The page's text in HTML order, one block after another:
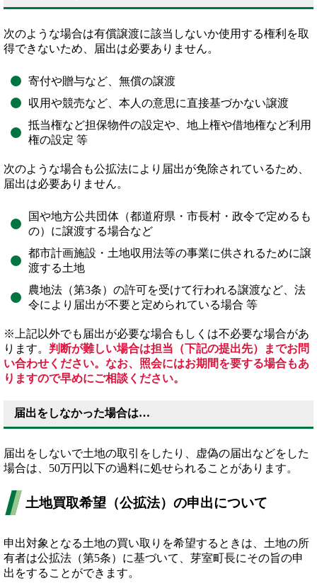
次のような場合は有償譲渡に該当しないか使用する権利を取
得できないため、届出は必要ありません。
寄付や贈与など、無償の譲渡
収用や競売など、本人の意思に直接基づかない譲渡
抵当権など担保物件の設定や、地上権や借地権など利用
権の設定 等
次のような場合も公拡法により届出が免除されているため、
届出は必要ありません。
国や地方公共団体（都道府県・市長村・政令で定めるも
の）に譲渡する場合など
都市計画施設・土地収用法等の事業に供されるために譲
渡する土地
農地法（第3条）の許可を受けて行われる譲渡など、法
令により届出が不要と定められている場合 等
※上記以外でも届出が必要な場合もしくは不必要な場合があ
ります。 判断が難しい場合は担当（下記の提出先）までお問
い合わせください。なお、照会にはお期間を要する場合もあ
りますので早めにご相談ください。
届出をしなかった場合は…
届出をしないで土地の取引をしたり、虚偽の届出などをした
場合は、50万円以下の過料に処せられることがあります。
土地買取希望（公拡法）の申出について
申出対象となる土地の買い取りを希望するときは、土地の所
有者は公拡法（第5条）に基づいて、芽室町長にその旨の申
出をすることができます。